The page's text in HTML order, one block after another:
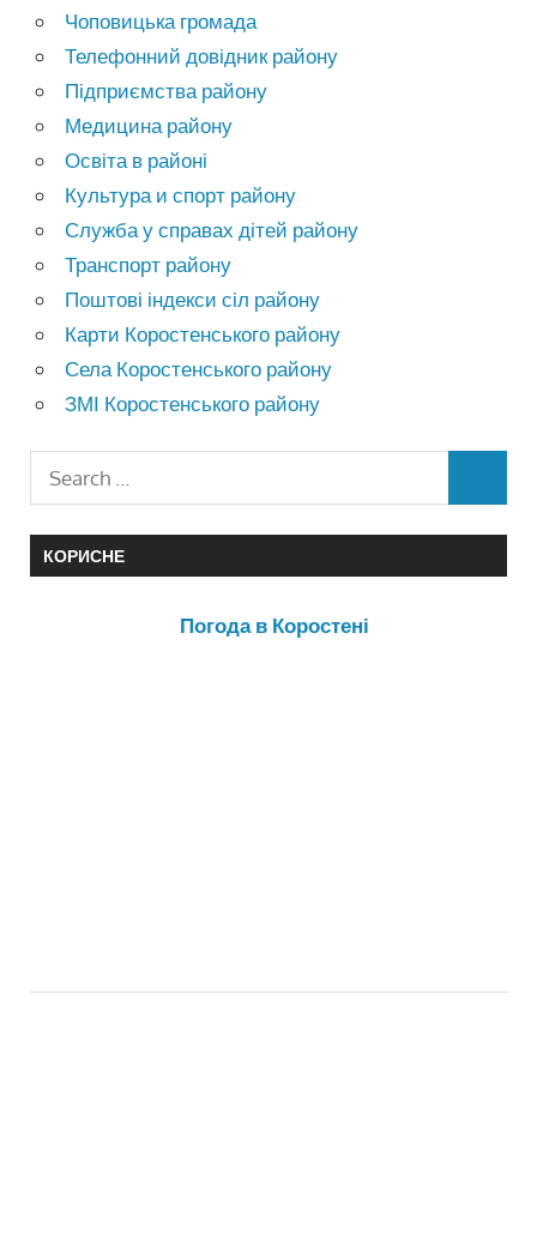
Чоповицька громада
Телефонний довідник району
Підприємства району
Медицина району
Освіта в районі
Культура и спорт району
Служба у справах дітей району
Транспорт району
Поштові індекси сіл району
Карти Коростенського району
Села Коростенського району
ЗМІ Коростенського району
КОРИСНЕ
Погода в Коростені